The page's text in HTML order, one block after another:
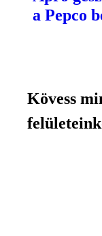
a Pepco
Kövess